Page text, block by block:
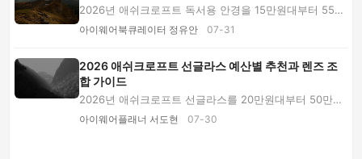
2026년 애쉬크로프트 독서용 안경을 15만원대부터 55만
원 이상까지 비교합니다. 프레임·렌즈 예산 배분...
아이웨어북큐레이터 정유안 07-31
2026 애쉬크로프트 선글라스 예산별 추천과 렌즈 조
합 가이드
2026년 애쉬크로프트 선글라스를 20만원대부터 50만원
이상까지 비교합니다. 무도수·도수·편광·누진 렌...
아이웨어플래너 서도현 07-30